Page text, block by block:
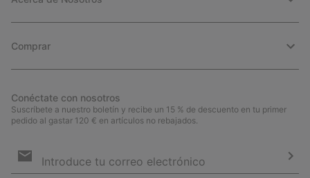
Comprar
Conéctate con nosotros
Suscríbete a nuestro boletín y recibe un 15 % de descuento en tu primer
pedido al gastar 120 € en artículos no rebajados.
de